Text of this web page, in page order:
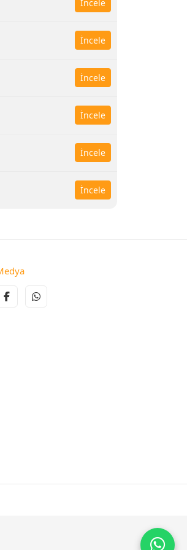
İncele
İncele
İncele
İncele
İncele
İncele